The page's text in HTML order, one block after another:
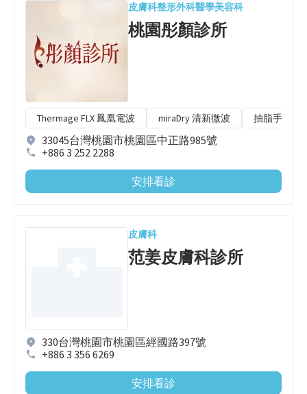
皮膚科整形外科醫學美容科
桃園彤顏診所
Thermage FLX 鳳凰電波 miraDry 清新微波 抽脂手術
33045台灣桃園市桃園區中正路985號
+886 3 252 2288
安排看診
皮膚科
范姜皮膚科診所
330台灣桃園市桃園區經國路397號
+886 3 356 6269
安排看診